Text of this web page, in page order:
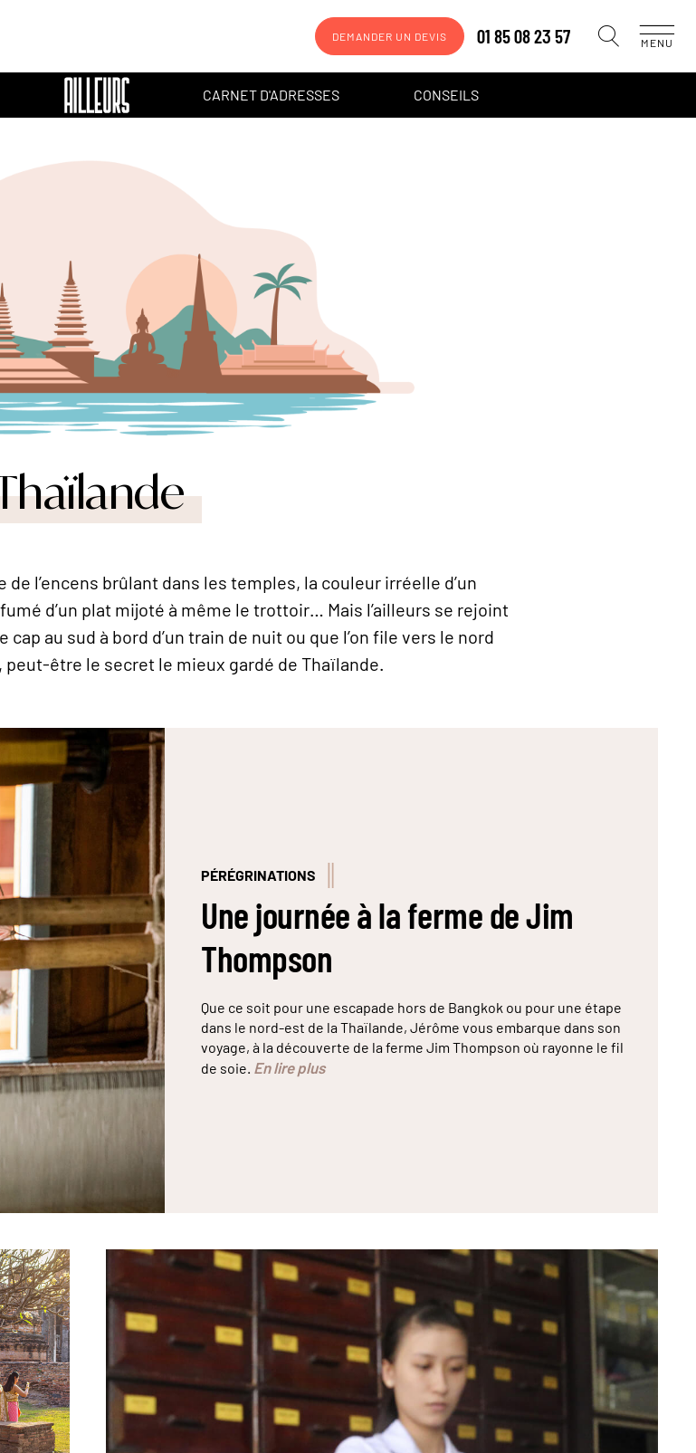
DEMANDER UN DEVIS 01 85 08 23 57 MENU
CARNET D'ADRESSES CONSEILS
de l’encens brûlant dans les temples, la couleur irréelle d’un
d’un plat mijoté à même le trottoir… Mais l’ailleurs se rejoint
au sud à bord d’un train de nuit ou que l’on file vers le nord
peut-être le secret le mieux gardé de Thaïlande.
PÉRÉGRINATIONS
Une journée à la ferme de Jim
Thompson
Que ce soit pour une escapade hors de Bangkok ou pour une étape
dans le nord-est de la Thaïlande, Jérôme vous embarque dans son
voyage, à la découverte de la ferme Jim Thompson où rayonne le fil
de soie. En lire plus
© Robert Harding/hemis